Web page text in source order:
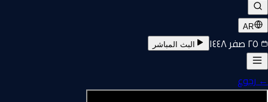
AR
٢٥ صفر ١٤٤٨ البث المباشر
←رجوع